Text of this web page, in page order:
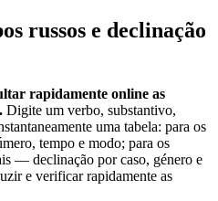
russos e declinação
rapidamente online as
Digite um verbo, substantivo,
uma tabela: para os
tempo e modo; para os
— declinação por caso, género e
e verificar rapidamente as